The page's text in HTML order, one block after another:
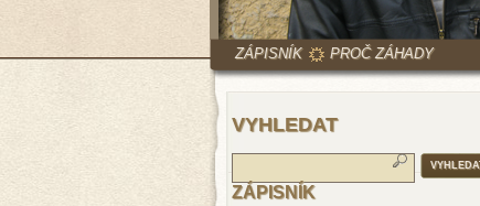
ZÁPISNÍK PROČ ZÁHADY
VYHLEDAT
ZÁPISNÍK